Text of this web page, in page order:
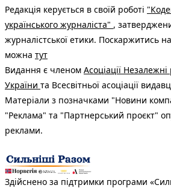
Редакція керується в своїй роботі
українського журналіста" ,
журналістської етики. Поскаржитись
можна тут
Видання є членом Асоціації Незалежні
України та Всесвітньої асоціації
Матеріали з позначками "Новини
"Реклама" та "Партнерський проєкт"
реклами.
Здійснено за підтримки програми